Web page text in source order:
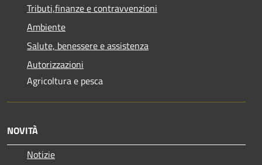
Tributi,finanze e contravvenzioni
Ambiente
Salute, benessere e assistenza
Autorizzazioni
Agricoltura e pesca
NOVITÀ
Notizie